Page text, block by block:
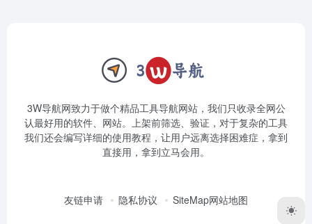
3W导航网致力于做个精品工具导航网站，我们只收录全网公
认最好用的软件、网站。上架前筛选、验证，对于复杂的工具
我们还会编写详细的使用教程，让用户远离选择困难症，拿到
直接用，拿到立马会用。
友链申请 隐私协议 SiteMap网站地图